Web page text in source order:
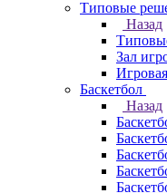
Типовые
Назад
Зал
Баскетбол
Назад